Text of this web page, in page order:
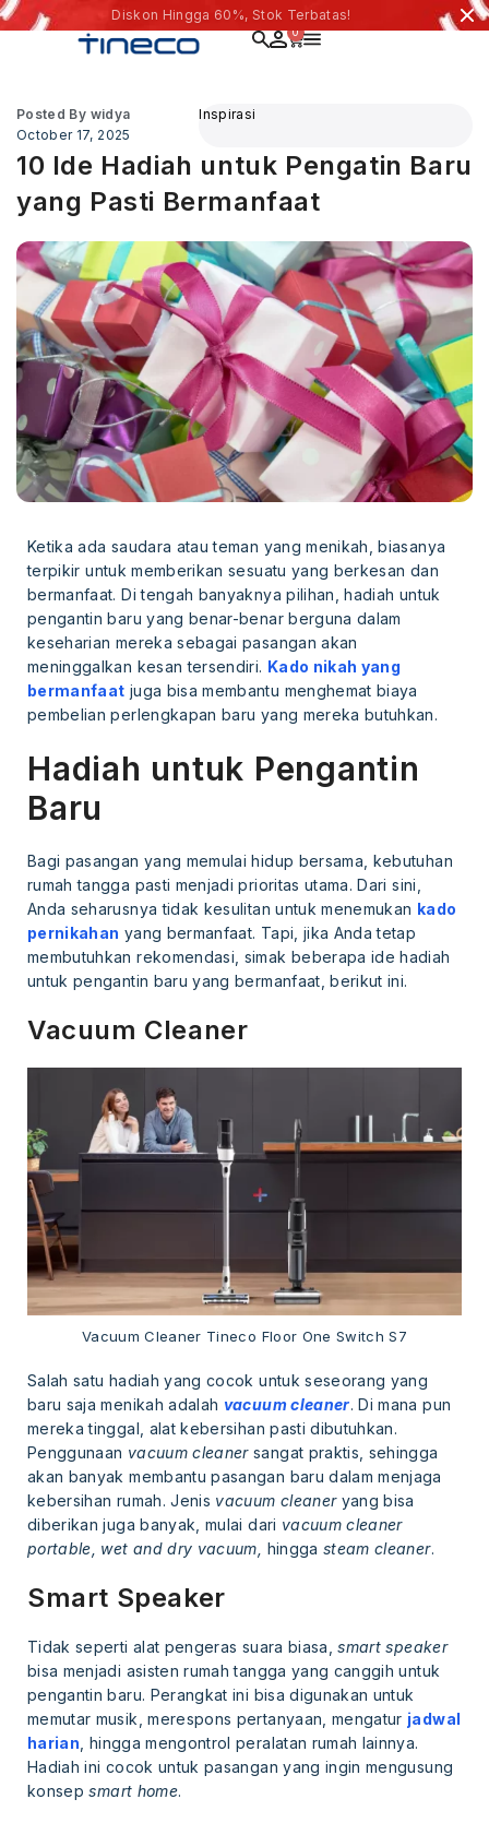
Diskon Hingga 60%, Stok Terbatas!
0
Posted By widya
October 17, 2025
Inspirasi
10 Ide Hadiah untuk Pengatin Baru
yang Pasti Bermanfaat
Ketika ada saudara atau teman yang menikah, biasanya
terpikir untuk memberikan sesuatu yang berkesan dan
bermanfaat. Di tengah banyaknya pilihan, hadiah untuk
pengantin baru yang benar-benar berguna dalam
keseharian mereka sebagai pasangan akan
meninggalkan kesan tersendiri. Kado nikah yang
bermanfaat juga bisa membantu menghemat biaya
pembelian perlengkapan baru yang mereka butuhkan.
Hadiah untuk Pengantin
Baru
Bagi pasangan yang memulai hidup bersama, kebutuhan
rumah tangga pasti menjadi prioritas utama. Dari sini,
Anda seharusnya tidak kesulitan untuk menemukan kado
pernikahan yang bermanfaat. Tapi, jika Anda tetap
membutuhkan rekomendasi, simak beberapa ide hadiah
untuk pengantin baru yang bermanfaat, berikut ini.
Vacuum Cleaner
Vacuum Cleaner Tineco Floor One Switch S7
Salah satu hadiah yang cocok untuk seseorang yang
baru saja menikah adalah vacuum cleaner. Di mana pun
mereka tinggal, alat kebersihan pasti dibutuhkan.
Penggunaan vacuum cleanersangat praktis, sehingga
akan banyak membantu pasangan baru dalam menjaga
kebersihan rumah. Jenis vacuum cleaneryang bisa
diberikan juga banyak, mulai dari vacuum cleaner
portable, wet and dry vacuum, hingga steam cleaner.
Smart Speaker
Tidak seperti alat pengeras suara biasa,smart speaker
bisa menjadi asisten rumah tangga yang canggih untuk
pengantin baru. Perangkat ini bisa digunakan untuk
memutar musik, merespons pertanyaan, mengatur jadwal
harian, hingga mengontrol peralatan rumah lainnya.
Hadiah ini cocok untuk pasangan yang ingin mengusung
konsepsmart home.